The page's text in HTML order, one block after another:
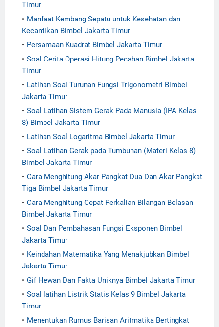
Timur
Manfaat Kembang Sepatu untuk Kesehatan dan
Kecantikan Bimbel Jakarta Timur
Persamaan Kuadrat Bimbel Jakarta Timur
Soal Cerita Operasi Hitung Pecahan Bimbel Jakarta
Timur
Latihan Soal Turunan Fungsi Trigonometri Bimbel
Jakarta Timur
Soal Latihan Sistem Gerak Pada Manusia (IPA Kelas
8) Bimbel Jakarta Timur
Latihan Soal Logaritma Bimbel Jakarta Timur
Soal Latihan Gerak pada Tumbuhan (Materi Kelas 8)
Bimbel Jakarta Timur
Cara Menghitung Akar Pangkat Dua Dan Akar Pangkat
Tiga Bimbel Jakarta Timur
Cara Menghitung Cepat Perkalian Bilangan Belasan
Bimbel Jakarta Timur
Soal Dan Pembahasan Fungsi Eksponen Bimbel
Jakarta Timur
Keindahan Matematika Yang Menakjubkan Bimbel
Jakarta Timur
Gif Hewan Dan Fakta Uniknya Bimbel Jakarta Timur
Soal latihan Listrik Statis Kelas 9 Bimbel Jakarta
Timur
Menentukan Rumus Barisan Aritmatika Bertingkat